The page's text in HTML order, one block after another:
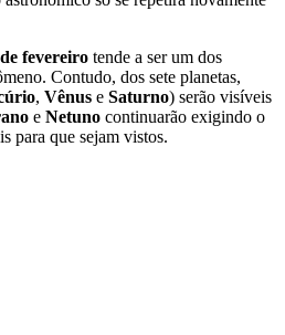
fevereiro tende a ser um dos
Contudo, dos sete planetas,
, Vênus e Saturno) serão visíveis
e Netuno continuarão exigindo o
para que sejam vistos.